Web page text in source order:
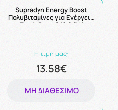
Supradyn Energy Boost
Πολυβιταμίνες για Ενέργεια
με Συνένζυμο Q10 & Άλλες
Η τιμή μας:
13.58€
ΜΗ ΔΙΑΘΈΣΙΜΟ